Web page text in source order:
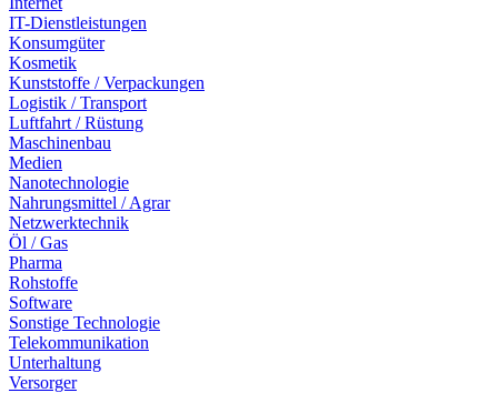
IT-Dienstleistungen
Konsumgüter
Kosmetik
Kunststoffe / Verpackungen
Logistik / Transport
Luftfahrt / Rüstung
Maschinenbau
Medien
Nanotechnologie
Nahrungsmittel / Agrar
Netzwerktechnik
Öl / Gas
Pharma
Rohstoffe
Software
Sonstige Technologie
Telekommunikation
Unterhaltung
Versorger